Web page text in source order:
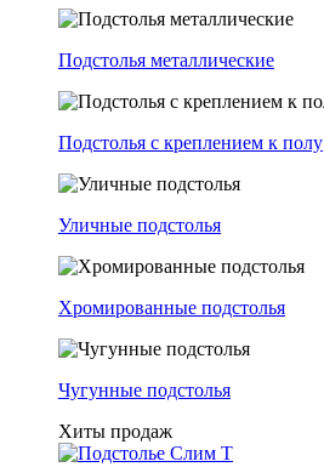
Подстолья металлические
Подстолья с креплением к полу
Уличные подстолья
Хромированные подстолья
Чугунные подстолья
Хиты продаж